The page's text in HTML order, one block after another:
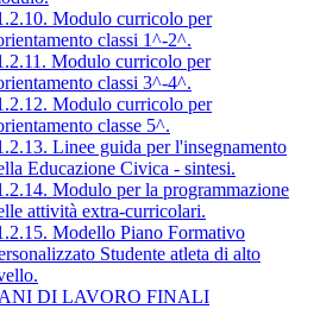
Modulo curricolo per
classi 1^-2^.
Modulo curricolo per
classi 3^-4^.
Modulo curricolo per
classe 5^.
Linee guida per l'insegnamento
Educazione Civica - sintesi.
Modulo per la programmazione
attività extra-curricolari.
Modello Piano Formativo
Studente atleta di alto
DI LAVORO FINALI